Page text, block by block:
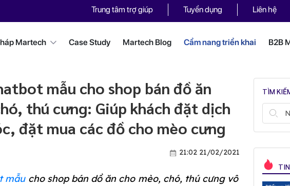
Trung tâm trợ giúp Tuyển dụng Liên hệ
Martech Case Study Martech Blog Cẩm nang triển khai B2B
mẫu cho shop bán đồ ăn
thú cưng: Giúp khách đặt dịch
đặt mua các đồ cho mèo cưng
21:02 21/02/2021
mẫucho shop bán dồ ăn cho mèo, chó, thú cưng vô
TÌM